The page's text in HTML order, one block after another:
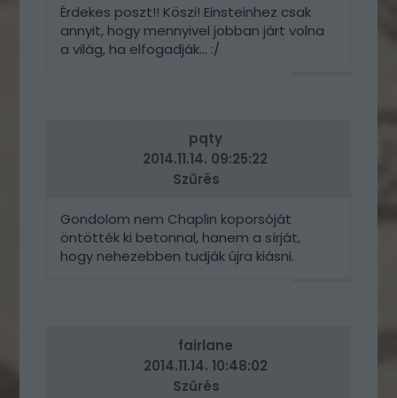
Érdekes poszt!! Köszi! Einsteinhez csak
annyit, hogy mennyivel jobban járt volna
a világ, ha elfogadják... :/
pqty
2014.11.14. 09:25:22
Szűrés
Gondolom nem Chaplin koporsóját
öntötték ki betonnal, hanem a sírját,
hogy nehezebben tudják újra kiásni.
fairlane
2014.11.14. 10:48:02
Szűrés